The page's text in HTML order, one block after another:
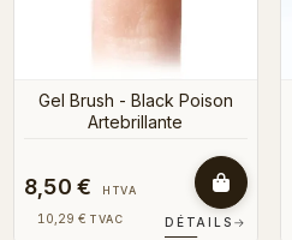
Gel Brush - Black Poison
Artebrillante
8,50 € HTVA
10,29 € TVAC DÉTAILS →